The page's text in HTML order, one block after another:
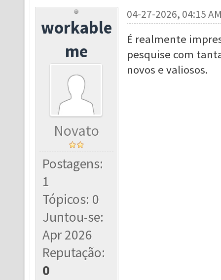
workable
me
Novato
Postagens:
1
Tópicos: 0
Juntou-se:
Apr 2026
Reputação:
0
04-27-2026, 04:15
É realmente
pesquise com
novos e valiosos.